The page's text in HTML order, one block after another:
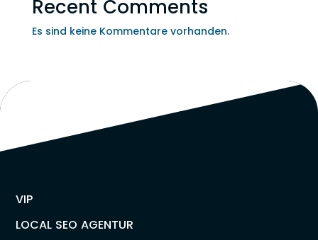
Recent Comments
Es sind keine Kommentare vorhanden.
VIP
LOCAL SEO AGENTUR